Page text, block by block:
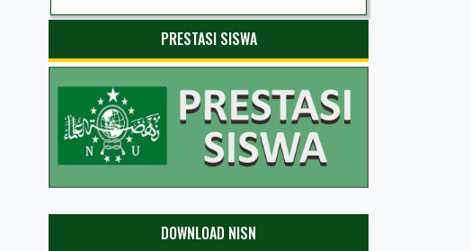
PRESTASI SISWA
DOWNLOAD NISN